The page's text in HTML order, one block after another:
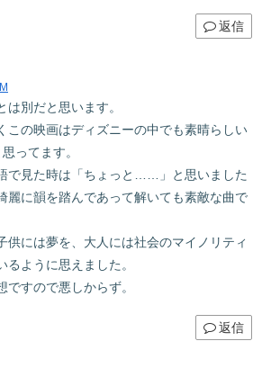
返信
は別だと思います。
この映画はディズニーの中でも素晴らしい
ってます。
で見た時は「ちょっと……」と思いました
麗に韻を踏んであって解いても素敵な曲で
供には夢を、大人には社会のマイノリティ
ように思えました。
すので悪しからず。
返信